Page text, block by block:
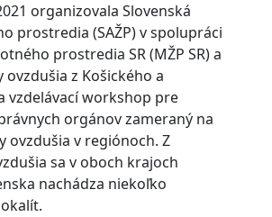
organizovala Slovenská
prostredia (SAŽP) v spolupráci
prostredia SR (MŽP SR) a
z Košického a
vzdelávací workshop pre
orgánov zameraný na
ovzdušia v regiónoch. Z
sa v oboch krajoch
nachádza niekoľko